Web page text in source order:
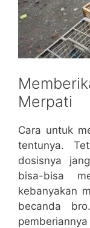
Merpati
Cara untuk
tentunya.
dosisnya
bisa-bisa
kebanyakan
becanda
pemberiannya